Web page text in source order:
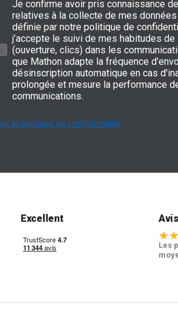
Je confirme avoir pris connaissance
relatives à la collecte de mes
définie par notre politique de
j’accepte le suivi de mes habitudes de
(ouverture, clics) dans les
que Mathon adapte la fréquence
désinscription automatique en cas
prolongée et mesure la performance
communications.
la politique de confidentialité
Excellent
Les